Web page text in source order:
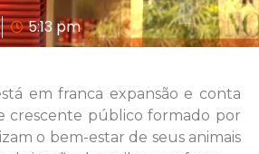
5:13 pm
em franca expansão e conta
crescente público formado por
o bem-estar de seus animais